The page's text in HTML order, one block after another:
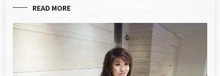
READ MORE